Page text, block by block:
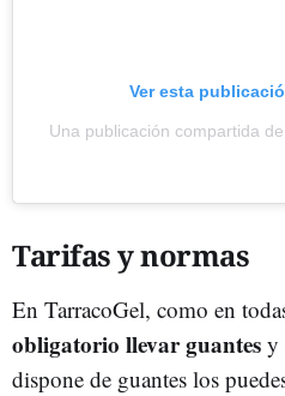
Ver esta
Una publicación compartida
Tarifas y normas
En TarracoGel, como en
obligatorio llevar guantes y
dispone de guantes los